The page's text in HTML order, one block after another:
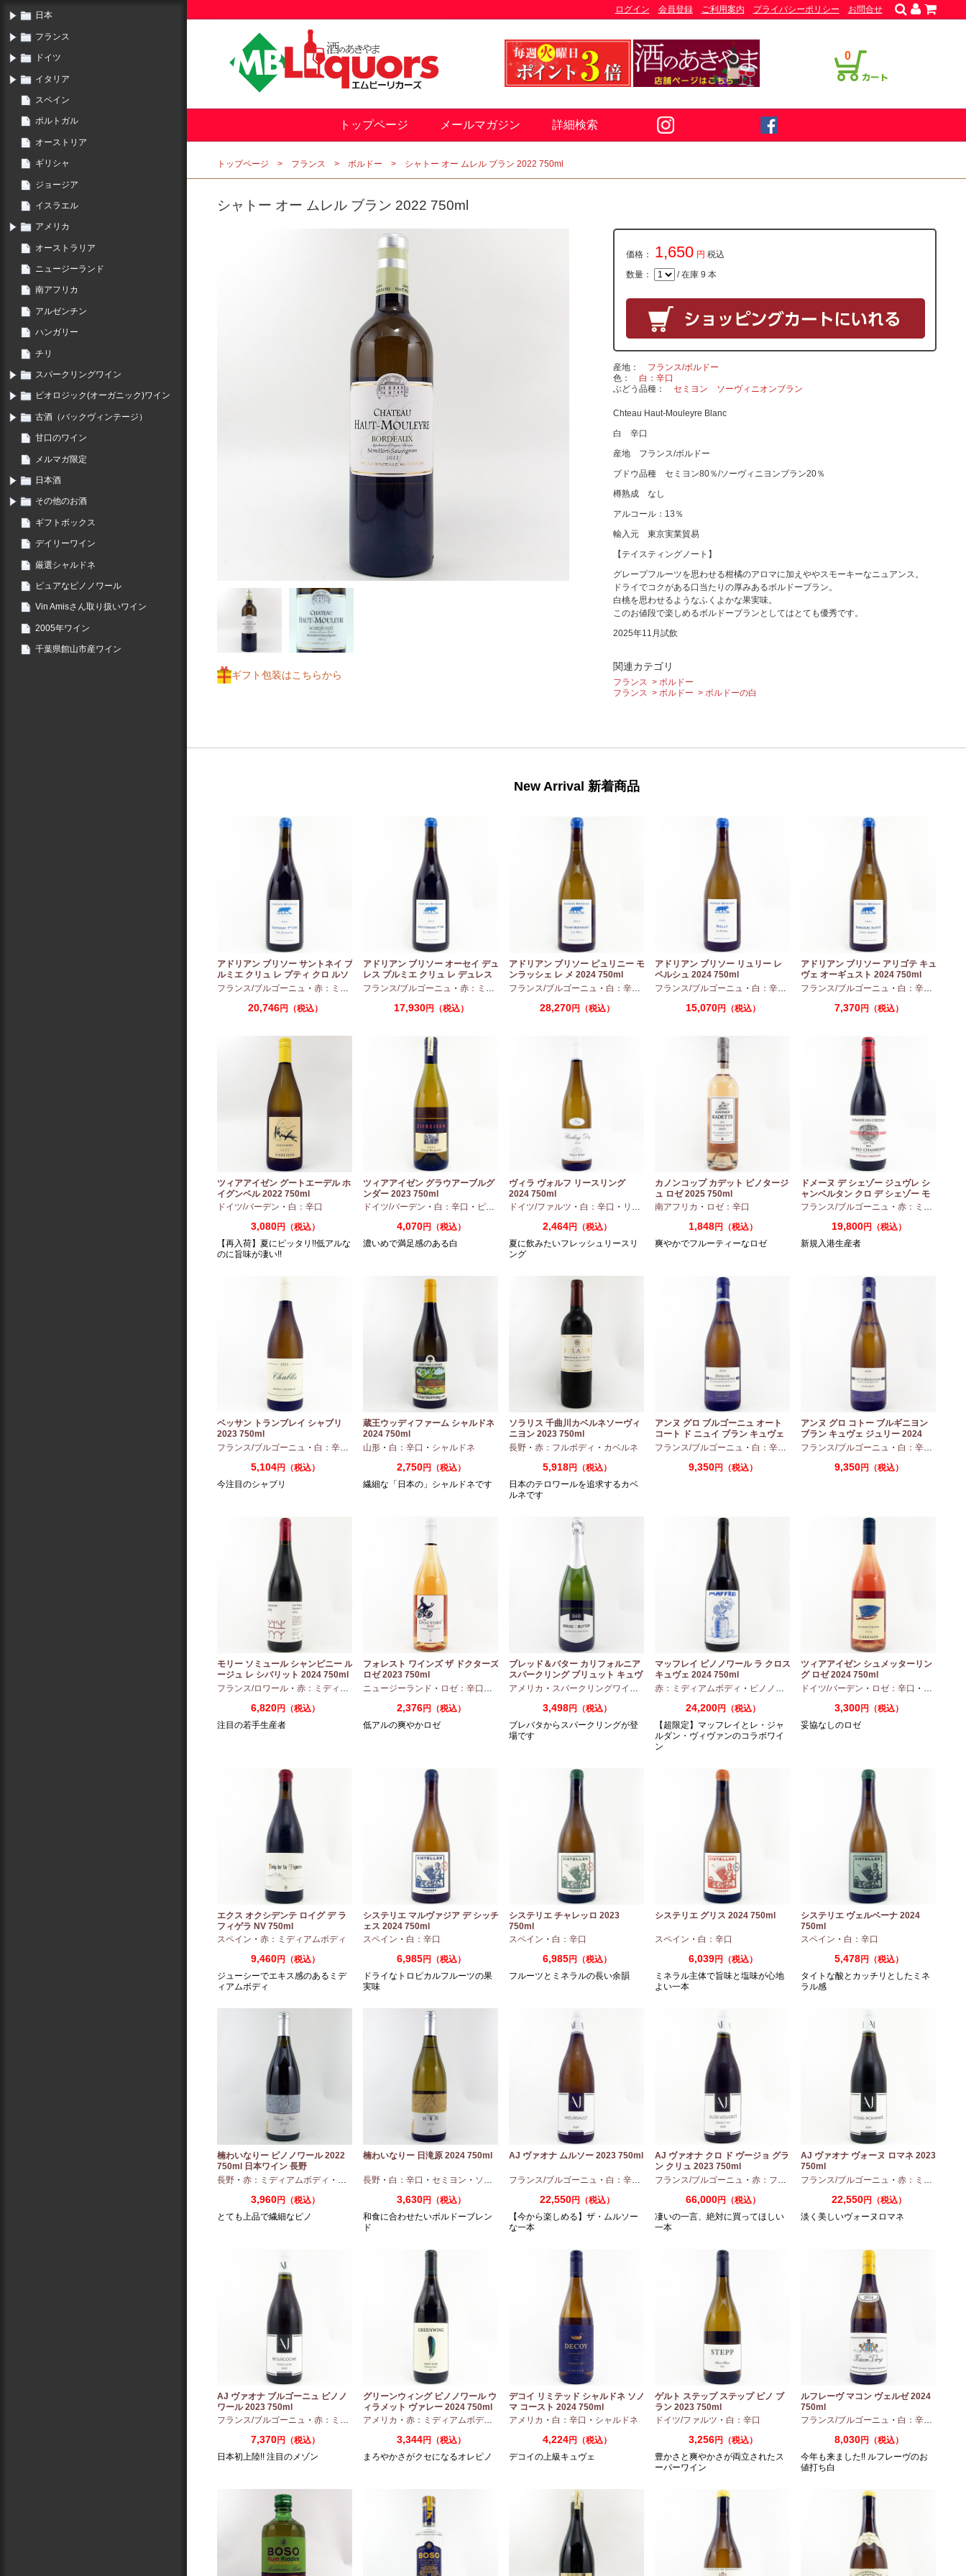
日本
フランス
ドイツ
イタリア
スペイン
ポルトガル
オーストリア
ギリシャ
ジョージア
イスラエル
アメリカ
オーストラリア
ニュージーランド
南アフリカ
アルゼンチン
ハンガリー
チリ
スパークリングワイン
ビオロジック(オーガニック)ワイン
古酒（バックヴィンテージ）
甘口のワイン
メルマガ限定
日本酒
その他のお酒
ギフトボックス
デイリーワイン
厳選シャルドネ
ピュアなピノノワール
Vin Amisさん取り扱いワイン
2005年ワイン
千葉県館山市産ワイン
0
ログイン 会員登録 ご利用案内 プライバシーポリシー お問合せ
トップページ メールマガジン 詳細検索
トップページ フランス ボルドー シャトー オー ムレル ブラン 2022 750ml
シャトー オー ムレル ブラン 2022 750ml
ギフト包装はこちらから
価格： 1,650 円 税込
数量： / 在庫 9 本
産地
フランス/ボルドー
色
白：辛口
ぶどう品種
セミヨン ソーヴィニオンブラン
Chteau Haut-Mouleyre Blanc
白 辛口
産地 フランス/ボルドー
ブドウ品種 セミヨン80％/ソーヴィニヨンブラン20％
樽熟成 なし
アルコール：13％
輸入元 東京実業貿易
【テイスティングノート】
グレープフルーツを思わせる柑橘のアロマに加えややスモーキーなニュアンス。
ドライでコクがある口当たりの厚みあるボルドーブラン。
白桃を思わせるようなふくよかな果実味。
このお値段で楽しめるボルドーブランとしてはとても優秀です。
2025年11月試飲
関連カテゴリ
フランス
ボルドー
フランス
ボルドー ボルドーの白
New Arrival 新着商品
アドリアン ブリソー サントネイ プ
ルミエ クリュ レ プティ クロ ルソ
ー 2024 750ml
フランス/ブルゴーニュ ・ 赤：ミディアムボディ ・ピノノワール
20,746円（税込）
アドリアン ブリソー オーセイ デュ
レス プルミエ クリュ レ デュレス
2024 750ml
フランス/ブルゴーニュ ・ 赤：ミディアムボディ ・ピノノワール
17,930円（税込）
アドリアン ブリソー ピュリニー モ
ンラッシェ レ メ 2024 750ml
フランス/ブルゴーニュ ・ 白：辛口 シャルドネ
28,270円（税込）
アドリアン ブリソー リュリー レ
ペルシュ 2024 750ml
フランス/ブルゴーニュ ・ 白：辛口 シャルドネ
15,070円（税込）
アドリアン ブリソー アリゴテ キュ
ヴェ オーギュスト 2024 750ml
フランス/ブルゴーニュ ・ 白：辛口
7,370円（税込）
ツィアアイゼン グートエーデル ホ
イグンベル 2022 750ml
ドイツ/バーデン ・ 白：辛口
3,080円（税込）
【再入荷】夏にピッタリ!!低アルな
のに旨味が凄い!!
ツィアアイゼン グラウアーブルグ
ンダー 2023 750ml
ドイツ/バーデン ・ 白：辛口 ・ ピノグリ
4,070円（税込）
濃いめで満足感のある白
ヴィラ ヴォルフ リースリング
2024 750ml
ドイツ/ファルツ ・ 白：辛口 ・ リースリング
2,464円（税込）
夏に飲みたいフレッシュリースリ
ング
カノンコップ カデット ピノタージ
ュ ロゼ 2025 750ml
南アフリカ ・ ロゼ：辛口
1,848円（税込）
爽やかでフルーティーなロゼ
ドメーヌ デ シェゾー ジュヴレ シ
ャンベルタン クロ デ シェゾー モ
ノポール 2023 750ml
フランス/ブルゴーニュ ・ 赤：ミディアムボディ
19,800円（税込）
新規入港生産者
ベッサン トランブレイ シャブリ
2023 750ml
フランス/ブルゴーニュ ・ 白：辛口 シャルドネ
5,104円（税込）
今注目のシャブリ
蔵王ウッディファーム シャルドネ
2024 750ml
山形・ 白：辛口 ・ シャルドネ
2,750円（税込）
繊細な「日本の」シャルドネです
ソラリス 千曲川カベルネソーヴィ
ニヨン 2023 750ml
長野・ 赤：フルボディ ・ カベルネ
5,918円（税込）
日本のテロワールを追求するカベ
ルネです
アンヌ グロ ブルゴーニュ オート
コート ド ニュイ ブラン キュヴェ
マリーヌ 2024 750ml
フランス/ブルゴーニュ ・ 白：辛口 シャルドネ
9,350円（税込）
アンヌ グロ コトー ブルギニヨン
ブラン キュヴェ ジュリー 2024
フランス/ブルゴーニュ ・ 白：辛口
9,350円（税込）
モリー ソミュール シャンピニー ル
ージュ レ シバリット 2024 750ml
フランス/ロワール・ 赤：ミディアムボディ ・カベルネフラン
6,820円（税込）
注目の若手生産者
フォレスト ワインズ ザ ドクターズ
ロゼ 2023 750ml
ニュージーランド ・ ロゼ：辛口 ピノノワール
2,376円（税込）
低アルの爽やかロゼ
ブレッド＆バター カリフォルニア
スパークリング ブリュット キュヴ
ェ NV 750ml
アメリカ ・ スパークリングワイン シャルドネ
3,498円（税込）
ブレバタからスパークリングが登
場です
マッフレイ ピノノワール ラ クロス
キュヴェ 2024 750ml
赤：ミディアムボディ ・ ピノノワール
24,200円（税込）
【超限定】マッフレイとレ・ジャ
ルダン・ヴィヴァンのコラボワイ
ン
ツィアアイゼン シュメッターリン
グ ロゼ 2024 750ml
ドイツ/バーデン ・ ロゼ：辛口 ・
3,300円（税込）
妥協なしのロゼ
エクス オクシデンテ ロイグ デ ラ
フィゲラ NV 750ml
（2022/2023）
スペイン ・ 赤：ミディアムボディ
9,460円（税込）
ジューシーでエキス感のあるミデ
ィアムボディ
システリエ マルヴァジア デ シッチ
ェス 2024 750ml
スペイン ・ 白：辛口
6,985円（税込）
ドライなトロピカルフルーツの果
実味
システリエ チャレッロ 2023
750ml
スペイン ・ 白：辛口
6,985円（税込）
フルーツとミネラルの長い余韻
システリエ グリス 2024 750ml
スペイン ・ 白：辛口
6,039円（税込）
ミネラル主体で旨味と塩味が心地
よい一本
システリエ ヴェルベーナ 2024
750ml
スペイン ・ 白：辛口
5,478円（税込）
タイトな酸とカッチリとしたミネ
ラル感
楠わいなりー ピノノワール 2022
750ml 日本ワイン 長野
長野・ 赤：ミディアムボディ ・ ピノノワール
3,960円（税込）
とても上品で繊細なピノ
楠わいなりー 日滝原 2024 750ml
長野・ 白：辛口 ・ セミヨン ・ ソーヴィニオンブラン
3,630円（税込）
和食に合わせたいボルドーブレン
ド
AJ ヴァオナ ムルソー 2023 750ml
フランス/ブルゴーニュ ・ 白：辛口 シャルドネ
22,550円（税込）
【今から楽しめる】ザ・ムルソー
な一本
AJ ヴァオナ クロ ド ヴージョ グラ
ン クリュ 2023 750ml
フランス/ブルゴーニュ ・ 赤：フルボディ ・ピノノワール
66,000円（税込）
凄いの一言、絶対に買ってほしい
一本
AJ ヴァオナ ヴォーヌ ロマネ 2023
750ml
フランス/ブルゴーニュ ・ 赤：ミディアムボディ
22,550円（税込）
淡く美しいヴォーヌロマネ
AJ ヴァオナ ブルゴーニュ ピノノ
ワール 2023 750ml
フランス/ブルゴーニュ ・ 赤：ミディアムボディ ・ピノノワール
7,370円（税込）
日本初上陸!! 注目のメゾン
グリーンウィング ピノノワール ウ
ィラメット ヴァレー 2024 750ml
アメリカ ・ 赤：ミディアムボディ ピノノワール
3,344円（税込）
まろやかさがクセになるオレピノ
デコイ リミテッド シャルドネ ソノ
マ コースト 2024 750ml
アメリカ ・ 白：辛口 ・ シャルドネ
4,224円（税込）
デコイの上級キュヴェ
ゲルト ステップ ステップ ピノ ブ
ラン 2023 750ml
ドイツ/ファルツ ・ 白：辛口
3,256円（税込）
豊かさと爽やかさが両立されたス
ーパーワイン
ルフレーヴ マコン ヴェルゼ 2024
750ml
フランス/ブルゴーニュ ・ 白：辛口
8,030円（税込）
今年も来ました!! ルフレーヴのお
値打ち白